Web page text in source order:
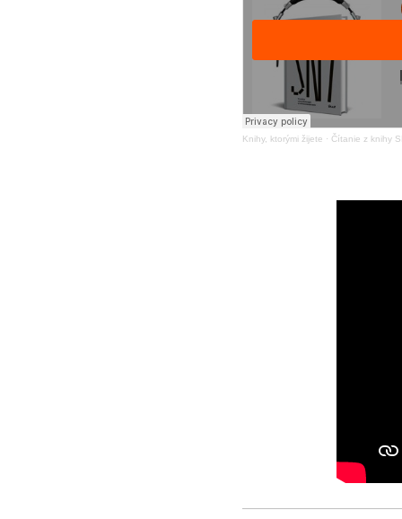
Knihy, ktorými žijete · Čítanie z knihy